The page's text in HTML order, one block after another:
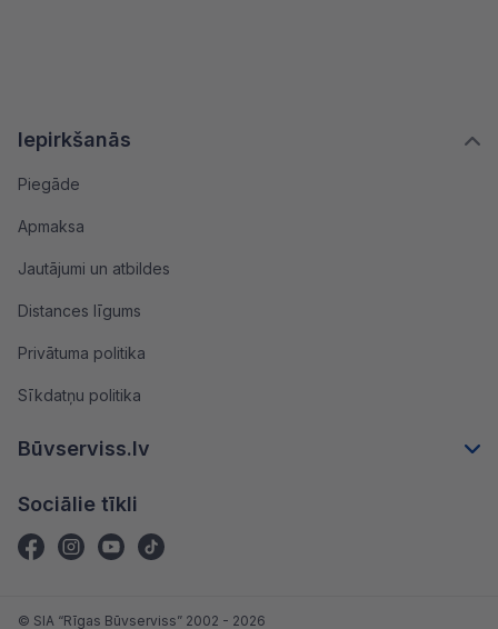
Iepirkšanās
Piegāde
Apmaksa
Jautājumi un atbildes
Distances līgums
Privātuma politika
Sīkdatņu politika
Būvserviss.lv
Sociālie tīkli
© SIA “Rīgas Būvserviss” 2002 - 2026